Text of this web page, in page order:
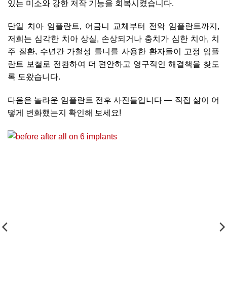
있는 미소와 강한 저작 기능을 회복시켰습니다.
단일 치아 임플란트, 어금니 교체부터 전악 임플란트까지,
저희는 심각한 치아 상실, 손상되거나 충치가 심한 치아, 치
주 질환, 수년간 가철성 틀니를 사용한 환자들이 고정 임플
란트 보철로 전환하여 더 편안하고 영구적인 해결책을 찾도
록 도왔습니다.
다음은 놀라운 임플란트 전후 사진들입니다 — 직접 삶이 어
떻게 변화했는지 확인해 보세요!